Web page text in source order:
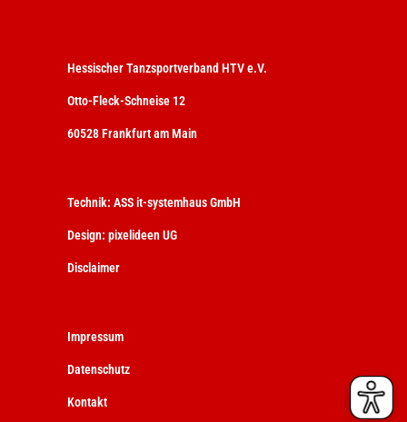
Hessischer Tanzsportverband HTV e.V.
Otto-Fleck-Schneise 12
60528 Frankfurt am Main
Technik: ASS it-systemhaus GmbH
Design: pixelideen UG
Disclaimer
Impressum
Datenschutz
Kontakt